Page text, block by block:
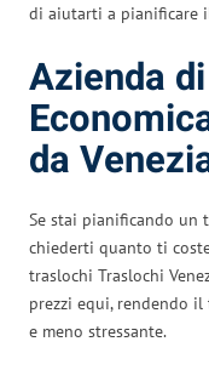
di aiutarti a pianificare
Azienda
da
Se stai pianificando un
chiederti quanto ti
traslochi Traslochi
prezzi equi, rendendo
e meno stressante.